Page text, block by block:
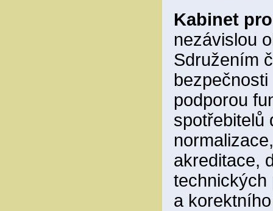
Kabinet
nezávislou
Sdružením
podporou
spotřebitelů
akreditace,
technických
a